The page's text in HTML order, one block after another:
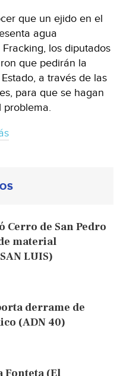
que un ejido en el
agua
los diputados
que pedirán la
a través de las
para que se hagan
problema.
Cerro de San Pedro
material
LUIS)
derrame de
(ADN 40)
Fonteta (El